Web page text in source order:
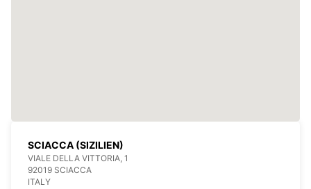
SCIACCA (SIZILIEN)
VIALE DELLA VITTORIA, 1
92019 SCIACCA
ITALY